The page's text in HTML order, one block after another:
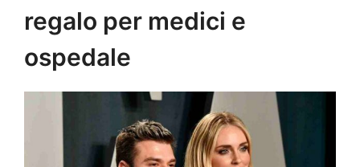
regalo per medici e
ospedale